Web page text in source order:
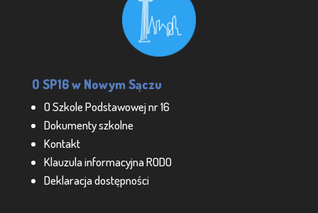
O SP16 w Nowym Sączu
O Szkole Podstawowej nr 16
Dokumenty szkolne
Kontakt
Klauzula informacyjna RODO
Deklaracja dostępności